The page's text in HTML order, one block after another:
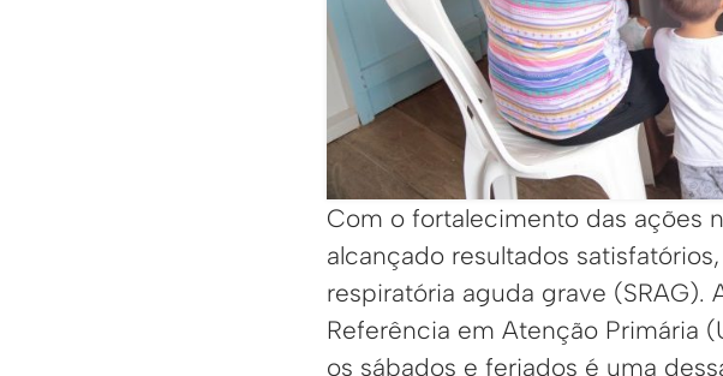
Com o fortalecimento das ações
alcançado resultados
respiratória aguda grave
Referência em Atenção Primária
os sábados e feriados é uma